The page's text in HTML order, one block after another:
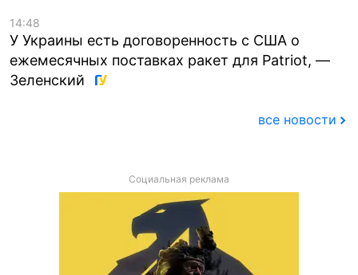
14:48
У Украины есть договоренность с США о
ежемесячных поставках ракет для Patriot, —
Зеленский
все новости
Социальная реклама